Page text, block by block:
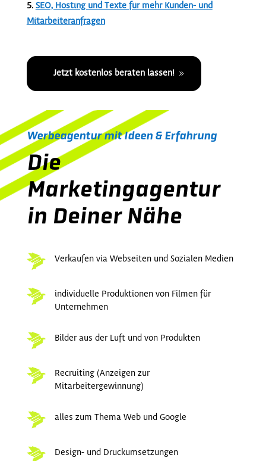
SEO, Hosting und Texte für mehr Kunden- und
Mitarbeiteranfragen
Jetzt kostenlos beraten lassen!
Werbeagentur mit Ideen & Erfahrung
Die
Marketingagentur
in Deiner Nähe
Verkaufen via Webseiten und Sozialen Medien
individuelle Produktionen von Filmen für
Unternehmen
Bilder aus der Luft und von Produkten
Recruiting (Anzeigen zur
Mitarbeitergewinnung)
alles zum Thema Web und Google
Design- und Druckumsetzungen